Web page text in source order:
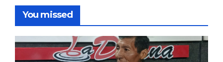
You missed